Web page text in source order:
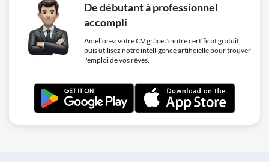
De débutant à professionnel
accompli
Améliorez votre CV grâce à notre certificat gratuit,
puis utilisez notre intelligence artificielle pour trouver
l'emploi de vos rêves.